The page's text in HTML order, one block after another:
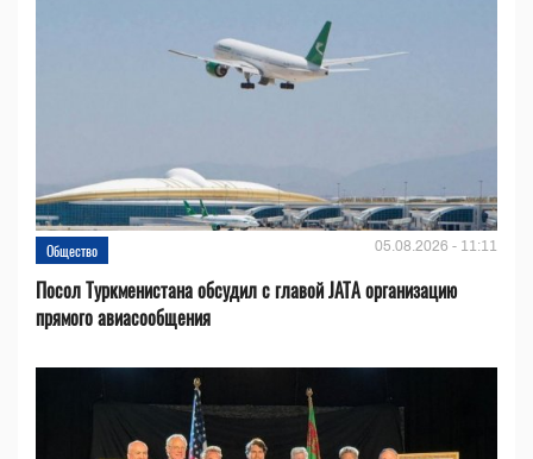
Общество 05.08.2026 - 11:11
Посол Туркменистана обсудил с главой JATA организацию
прямого авиасообщения